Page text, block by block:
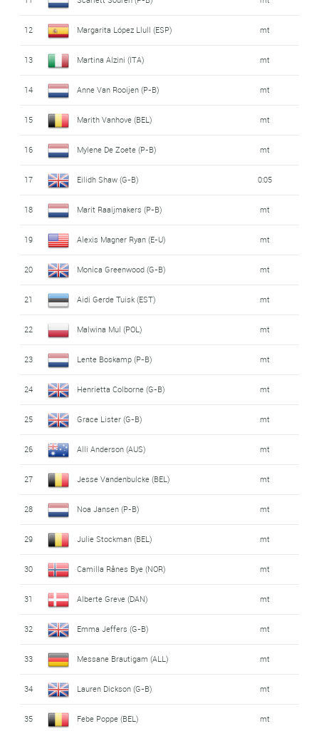
12 Margarita López Llull (ESP) mt
13 Martina Alzini (ITA) mt
14 Anne Van Rooijen (P-B) mt
15 Marith Vanhove (BEL) mt
16 Mylene De Zoete (P-B) mt
17 Eilidh Shaw (G-B) 0:05
18 Marit Raaijmakers (P-B) mt
19 Alexis Magner Ryan (E-U) mt
20 Monica Greenwood (G-B) mt
21 Aidi Gerde Tuisk (EST) mt
22 Malwina Mul (POL) mt
23 Lente Boskamp (P-B) mt
24 Henrietta Colborne (G-B) mt
25 Grace Lister (G-B) mt
26 Alli Anderson (AUS) mt
27 Jesse Vandenbulcke (BEL) mt
28 Noa Jansen (P-B) mt
29 Julie Stockman (BEL) mt
30 Camilla Rånes Bye (NOR) mt
31 Alberte Greve (DAN) mt
32 Emma Jeffers (G-B) mt
33 Messane Brautigam (ALL) mt
34 Lauren Dickson (G-B) mt
35 Febe Poppe (BEL) mt